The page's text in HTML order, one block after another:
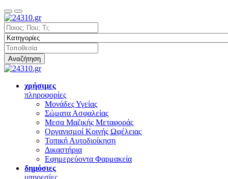
Αναζήτηση
χρήσιμες
πληροφορίες
Μονάδες Υγείας
Σώματα Ασφαλείας
Μεσα Μαζικής Μεταφοράς
Οργανισμοί Κοινής Ωφέλειας
Τοπική Αυτοδιοίκηση
Δικαστήρια
Εφημερεύοντα Φαρμακεία
δημόσιες
υπηρεσίες